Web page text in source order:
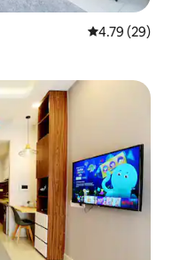
5 पैकी 4.79
4.79 (29)